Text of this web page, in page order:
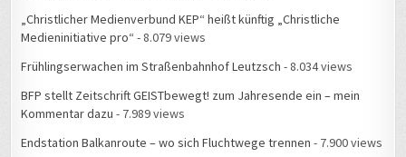
„Christlicher Medienverbund KEP“ heißt künftig „Christliche
Medieninitiative pro“ - 8.079 views
Frühlingserwachen im Straßenbahnhof Leutzsch - 8.034 views
BFP stellt Zeitschrift GEISTbewegt! zum Jahresende ein – mein
Kommentar dazu - 7.989 views
Endstation Balkanroute – wo sich Fluchtwege trennen - 7.900 views